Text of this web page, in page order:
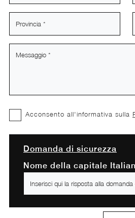
Acconsento all'informativa sulla
Domanda di sicurezza
Nome della capitale